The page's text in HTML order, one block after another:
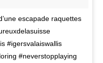
escapade raquettes
#igersvalaiswallis
#neverstopplaying